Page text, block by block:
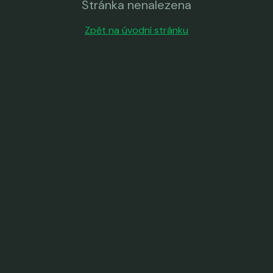
Stránka nenalezena
Zpět na úvodní stránku